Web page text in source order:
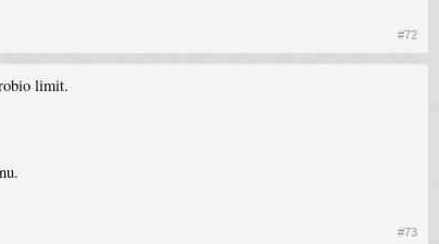
#72
limit.
#73